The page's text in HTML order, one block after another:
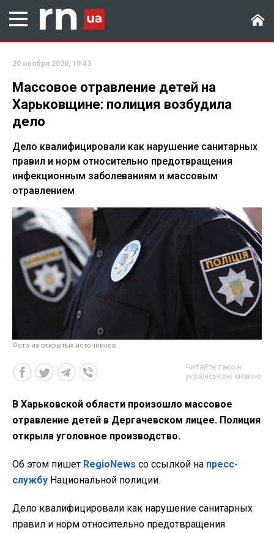
20 ноября 2020, 10:43
Массовое отравление детей на
Харьковщине: полиция возбудила
дело
Дело квалифицировали как нарушение санитарных
правил и норм относительно предотвращения
инфекционным заболеваниям и массовым
отравлением
Фото из открытых источников
Читайте також
українською мовою
В Харьковской области произошло массовое
отравление детей в Дергачевском лицее. Полиция
открыла уголовное производство.
Об этом пишет RegioNews со ссылкой на пресс-
службу Национальной полиции.
Дело квалифицировали как нарушение санитарных
правил и норм относительно предотвращения